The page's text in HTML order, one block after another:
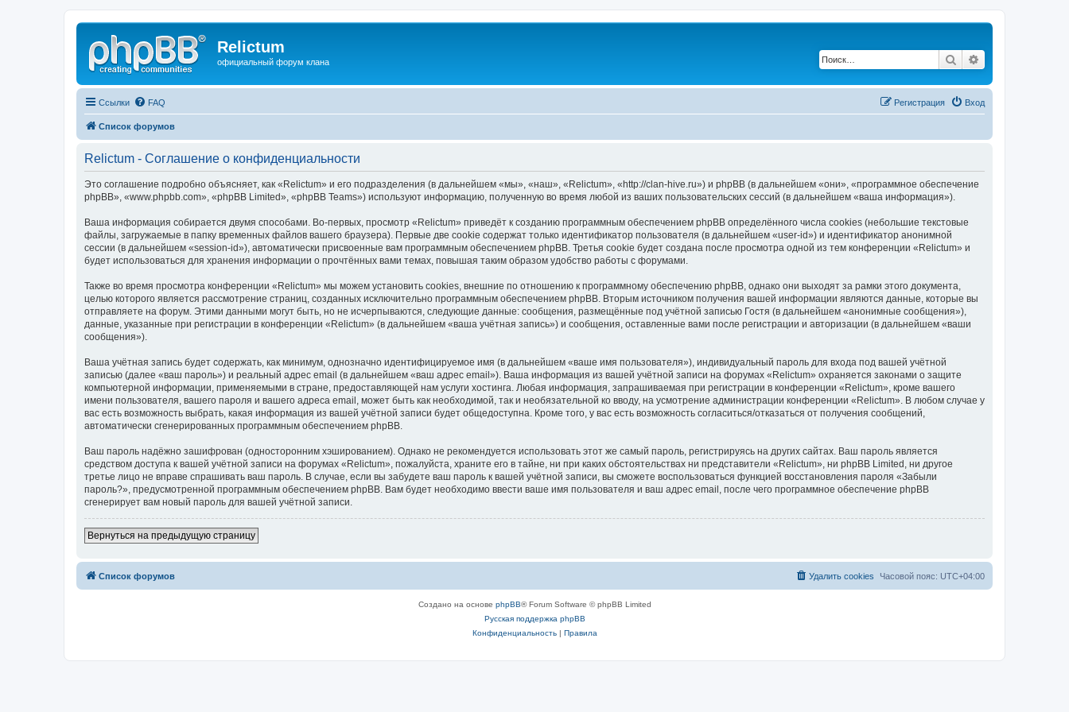
Relictum
официальный форум клана Поиск
Ссылки FAQ Вход
Регистрация
Список форумов
Relictum - Соглашение о конфиденциальности
Это соглашение подробно объясняет, как «Relictum» и его подразделения (в дальнейшем «мы», «наш», «Relictum», «http://clan-hive.ru») и phpBB (в дальнейшем «они», «программное обеспечение
phpBB», «www.phpbb.com», «phpBB Limited», «phpBB Teams») используют информацию, полученную во время любой из ваших пользовательских сессий (в дальнейшем «ваша информация»).
Ваша информация собирается двумя способами. Во-первых, просмотр «Relictum» приведёт к созданию программным обеспечением phpBB определённого числа cookies (небольшие текстовые
файлы, загружаемые в папку временных файлов вашего браузера). Первые две cookie содержат только идентификатор пользователя (в дальнейшем «user-id») и идентификатор анонимной
сессии (в дальнейшем «session-id»), автоматически присвоенные вам программным обеспечением phpBB. Третья cookie будет создана после просмотра одной из тем конференции «Relictum» и
будет использоваться для хранения информации о прочтённых вами темах, повышая таким образом удобство работы с форумами.
Также во время просмотра конференции «Relictum» мы можем установить cookies, внешние по отношению к программному обеспечению phpBB, однако они выходят за рамки этого документа,
целью которого является рассмотрение страниц, созданных исключительно программным обеспечением phpBB. Вторым источником получения вашей информации являются данные, которые вы
отправляете на форум. Этими данными могут быть, но не исчерпываются, следующие данные: сообщения, размещённые под учётной записью Гостя (в дальнейшем «анонимные сообщения»),
данные, указанные при регистрации в конференции «Relictum» (в дальнейшем «ваша учётная запись») и сообщения, оставленные вами после регистрации и авторизации (в дальнейшем «ваши
сообщения»).
Ваша учётная запись будет содержать, как минимум, однозначно идентифицируемое имя (в дальнейшем «ваше имя пользователя»), индивидуальный пароль для входа под вашей учётной
записью (далее «ваш пароль») и реальный адрес email (в дальнейшем «ваш адрес email»). Ваша информация из вашей учётной записи на форумах «Relictum» охраняется законами о защите
компьютерной информации, применяемыми в стране, предоставляющей нам услуги хостинга. Любая информация, запрашиваемая при регистрации в конференции «Relictum», кроме вашего
имени пользователя, вашего пароля и вашего адреса email, может быть как необходимой, так и необязательной ко вводу, на усмотрение администрации конференции «Relictum». В любом случае у
вас есть возможность выбрать, какая информация из вашей учётной записи будет общедоступна. Кроме того, у вас есть возможность согласиться/отказаться от получения сообщений,
автоматически сгенерированных программным обеспечением phpBB.
Ваш пароль надёжно зашифрован (односторонним хэшированием). Однако не рекомендуется использовать этот же самый пароль, регистрируясь на других сайтах. Ваш пароль является
средством доступа к вашей учётной записи на форумах «Relictum», пожалуйста, храните его в тайне, ни при каких обстоятельствах ни представители «Relictum», ни phpBB Limited, ни другое
третье лицо не вправе спрашивать ваш пароль. В случае, если вы забудете ваш пароль к вашей учётной записи, вы сможете воспользоваться функцией восстановления пароля «Забыли
пароль?», предусмотренной программным обеспечением phpBB. Вам будет необходимо ввести ваше имя пользователя и ваш адрес email, после чего программное обеспечение phpBB
сгенерирует вам новый пароль для вашей учётной записи.
Вернуться на предыдущую страницу
Список форумов Часовой пояс: UTC+04:00
Удалить cookies
Создано на основе phpBB® Forum Software © phpBB Limited
Русская поддержка phpBB
Конфиденциальность| Правила